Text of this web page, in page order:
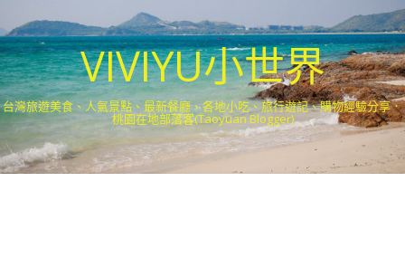
VIVIYU小世界
台灣旅遊美食、人氣景點、最新餐廳、各地小吃、旅行遊記、購物經驗分享．
桃園在地部落客(Taoyuan Blogger)